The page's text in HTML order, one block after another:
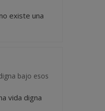
existe una
bajo esos
vida digna